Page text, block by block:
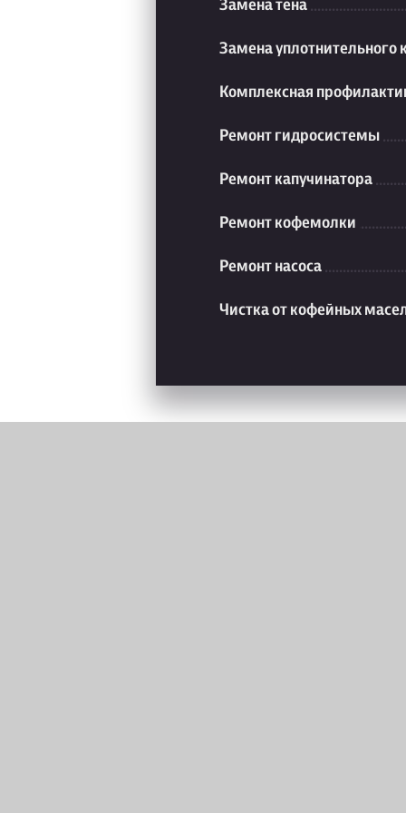
Замена тена
Замена уплотнительного
Комплексная
Ремонт гидросистемы
Ремонт капучинатора
Ремонт кофемолки
Ремонт насоса
Чистка от кофейных